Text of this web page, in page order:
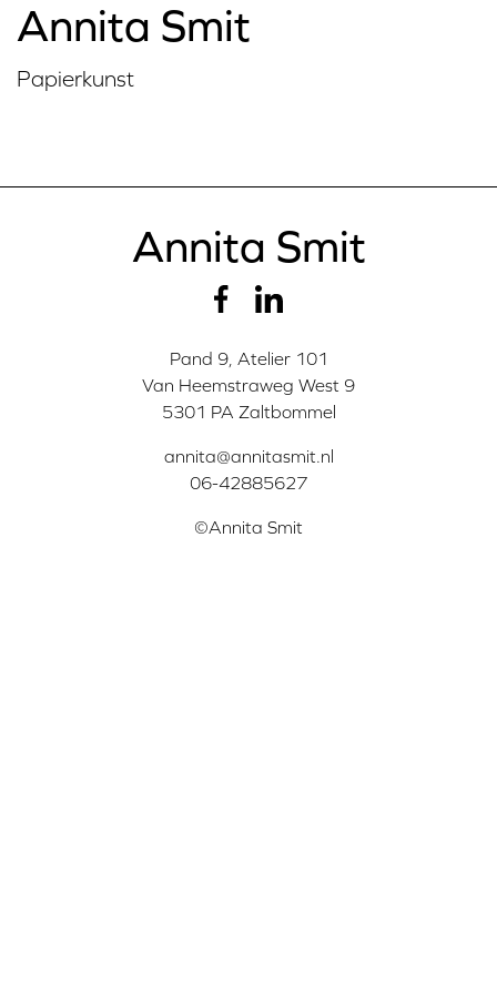
Annita Smit
Papierkunst
Annita Smit
Pand 9, Atelier 101
Van Heemstraweg West 9
5301 PA Zaltbommel
annita@annitasmit.nl
06-42885627
©Annita Smit